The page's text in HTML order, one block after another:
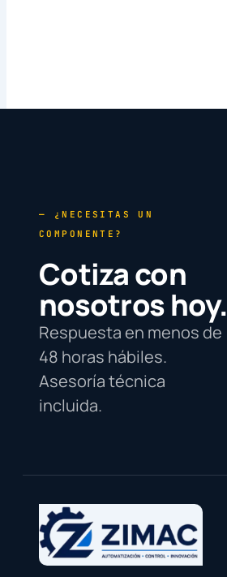
— ¿NECESITAS UN
COMPONENTE?
Cotiza con
nosotros hoy.
Respuesta en menos de
48 horas hábiles.
Asesoría técnica
incluida.